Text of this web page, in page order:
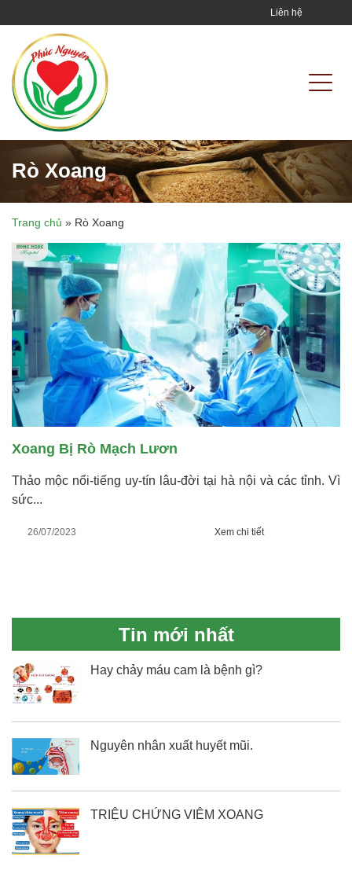
Liên hệ
Rò Xoang
Trang chủ » Rò Xoang
Xoang Bị Rò Mạch Lươn
Thảo mộc nổi-tiếng uy-tín lâu-đời tại hà nội và các tỉnh. Vì
sức...
26/07/2023 Xem chi tiết
Tin mới nhất
Hay chảy máu cam là bệnh gì?
Nguyên nhân xuất huyết mũi.
TRIỆU CHỨNG VIÊM XOANG